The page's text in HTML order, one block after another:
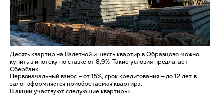
Десять квартир на Взлетной и шесть квартир в Образцово можно
купить в ипотеку по ставке от 8,9%. Такие условия предлагает
Сбербанк.
Первоначальный взнос — от 15%, срок кредитования — до 12 лет, в
залог оформляется приобретаемая квартира.
В акции участвуют следующие квартиры: